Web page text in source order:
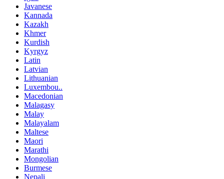
Javanese
Kannada
Kazakh
Khmer
Kurdish
Kyrgyz
Latin
Latvian
Lithuanian
Luxembou..
Macedonian
Malagasy
Malay
Malayalam
Maltese
Maori
Marathi
Mongolian
Burmese
Nepali